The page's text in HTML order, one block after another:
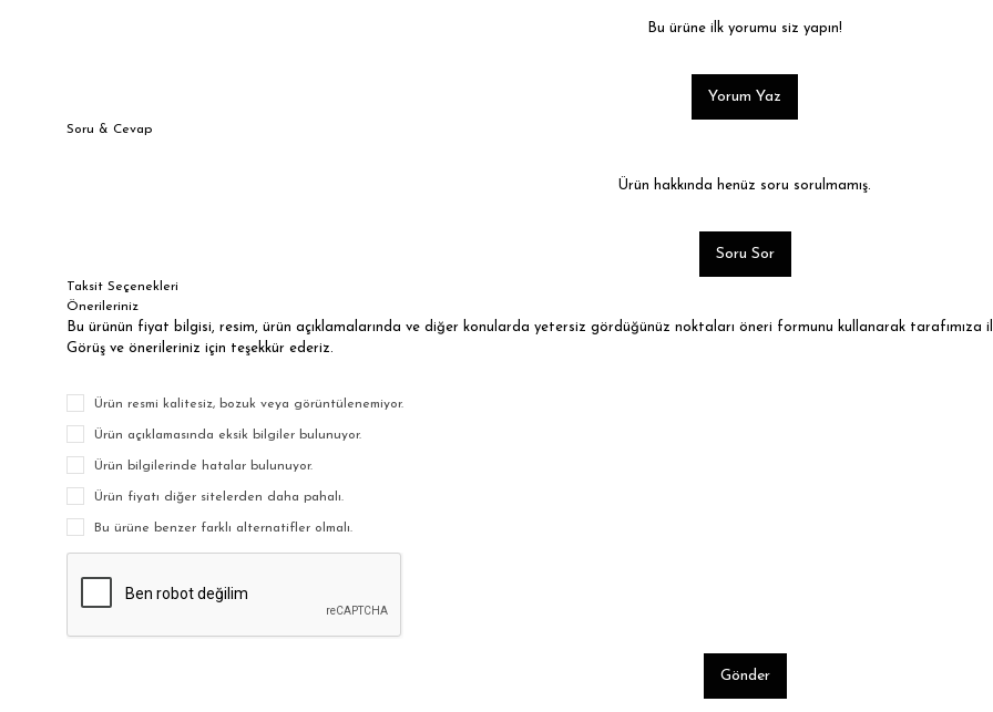
Bu ürüne ilk yorumu siz yapın!
Yorum Yaz
Soru & Cevap
Ürün hakkında henüz soru sorulmamış.
Soru Sor
Taksit Seçenekleri
Önerileriniz
Bu ürünün fiyat bilgisi, resim, ürün açıklamalarında ve diğer konularda yetersiz gördüğünüz noktaları öneri formunu kullanarak tarafımıza
Görüş ve önerileriniz için teşekkür ederiz.
Ürün resmi kalitesiz, bozuk veya görüntülenemiyor.
Ürün açıklamasında eksik bilgiler bulunuyor.
Ürün bilgilerinde hatalar bulunuyor.
Ürün fiyatı diğer sitelerden daha pahalı.
Bu ürüne benzer farklı alternatifler olmalı.
Gönder